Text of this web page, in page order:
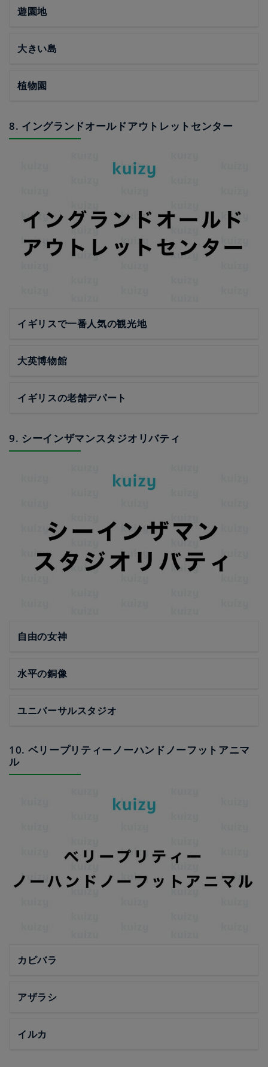
遊園地
大きい島
植物園
8. イングランドオールドアウトレットセンター
イギリスで一番人気の観光地
大英博物館
イギリスの老舗デパート
9. シーインザマンスタジオリバティ
自由の女神
水平の銅像
ユニバーサルスタジオ
10. ベリープリティーノーハンドノーフットアニマ
ル
カピバラ
アザラシ
イルカ